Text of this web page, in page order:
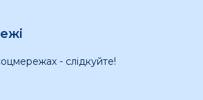
- слідкуйте!